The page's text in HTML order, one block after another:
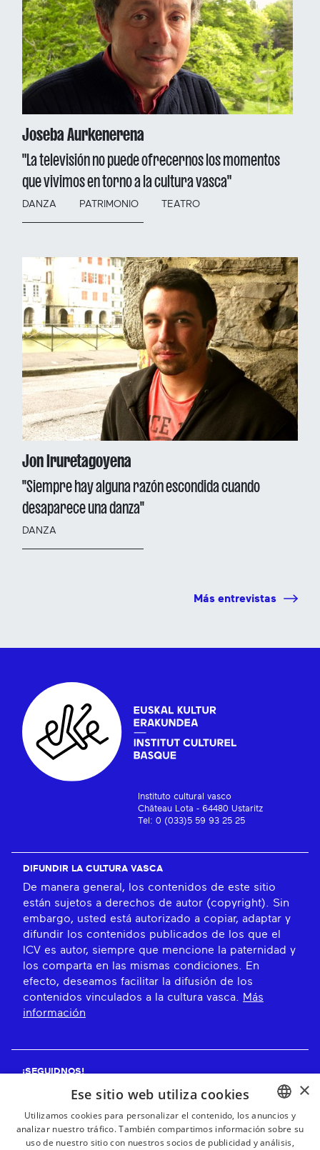
Joseba Aurkenerena
"La televisión no puede ofrecernos los momentos
que vivimos en torno a la cultura vasca"
DANZA PATRIMONIO TEATRO
Jon Iruretagoyena
''Siempre hay alguna razón escondida cuando
desaparece una danza''
DANZA
Más entrevistas
Instituto cultural vasco
Château Lota - 64480 Ustaritz
Tel: 0 (033)5 59 93 25 25
DIFUNDIR LA CULTURA VASCA
De manera general, los contenidos de este sitio
están sujetos a derechos de autor (copyright). Sin
embargo, usted está autorizado a copiar, adaptar y
difundir los contenidos publicados de los que el
ICV es autor, siempre que mencione la paternidad y
los comparta en las mismas condiciones. En
efecto, deseamos facilitar la difusión de los
contenidos vinculados a la cultura vasca.
Más
información
¡SEGUIDNOS!
¡RECIBE NUESTROS BOLETINES!
BASQUE
×
Ese sitio web utiliza cookies
Utilizamos cookies para personalizar el contenido, los anuncios y
analizar nuestro tráfico. También compartimos información sobre su
uso de nuestro sitio con nuestros socios de publicidad y análisis,